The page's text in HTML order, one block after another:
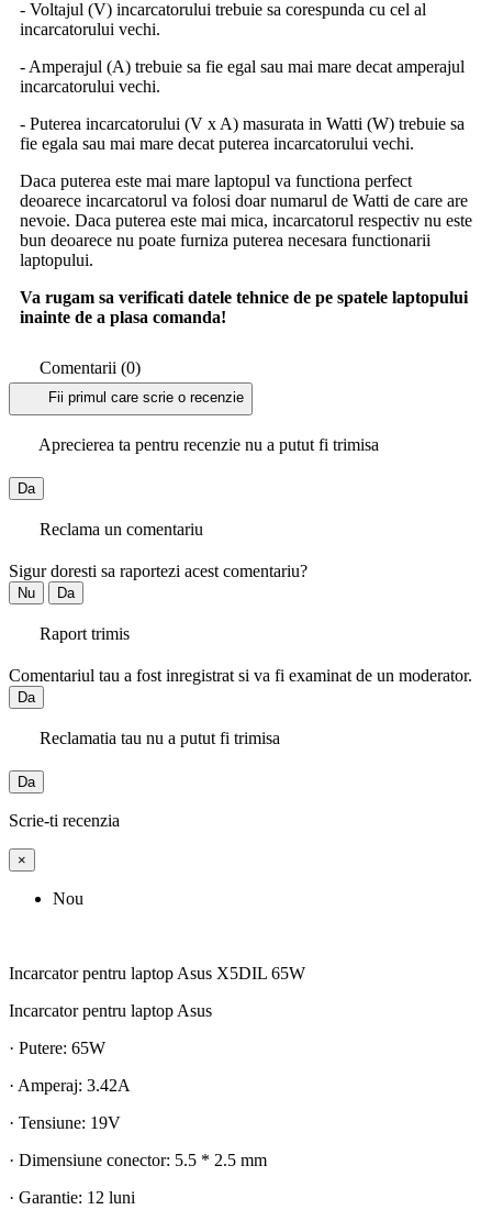
- Voltajul (V) incarcatorului trebuie sa corespunda cu cel al
incarcatorului vechi.
- Amperajul (A) trebuie sa fie egal sau mai mare decat amperajul
incarcatorului vechi.
- Puterea incarcatorului (V x A) masurata in Watti (W) trebuie sa
fie egala sau mai mare decat puterea incarcatorului vechi.
Daca puterea este mai mare laptopul va functiona perfect
deoarece incarcatorul va folosi doar numarul de Watti de care are
nevoie. Daca puterea este mai mica, incarcatorul respectiv nu este
bun deoarece nu poate furniza puterea necesara functionarii
laptopului.
Va rugam sa verificati datele tehnice de pe spatele laptopului
inainte de a plasa comanda!
Comentarii (0)
Fii primul care scrie o recenzie
Aprecierea ta pentru recenzie nu a putut fi trimisa
Da
Reclama un comentariu
Sigur doresti sa raportezi acest comentariu?
Nu Da
Raport trimis
Comentariul tau a fost inregistrat si va fi examinat de un moderator.
Da
Reclamatia tau nu a putut fi trimisa
Da
Scrie-ti recenzia
×
Nou
Incarcator pentru laptop Asus X5DIL 65W
Incarcator pentru laptop Asus
· Putere: 65W
· Amperaj: 3.42A
· Tensiune: 19V
· Dimensiune conector: 5.5 * 2.5 mm
· Garantie: 12 luni